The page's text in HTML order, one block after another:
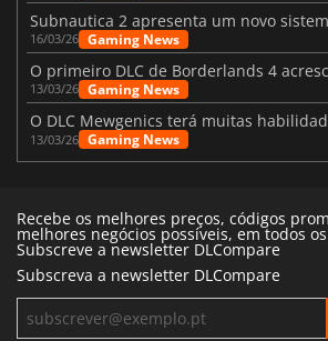
16/03/26 Gaming News
13/03/26 Gaming News
O DLC Mewgenics terá muitas
13/03/26 Gaming News
Recebe os melhores preços, códigos
melhores negócios possíveis, em todos
Subscreve a newsletter DLCompare
Subscreva a newsletter DLCompare